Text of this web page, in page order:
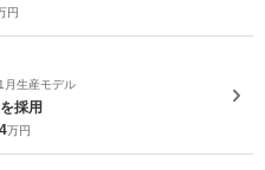
円
生産モデル
採用
万円